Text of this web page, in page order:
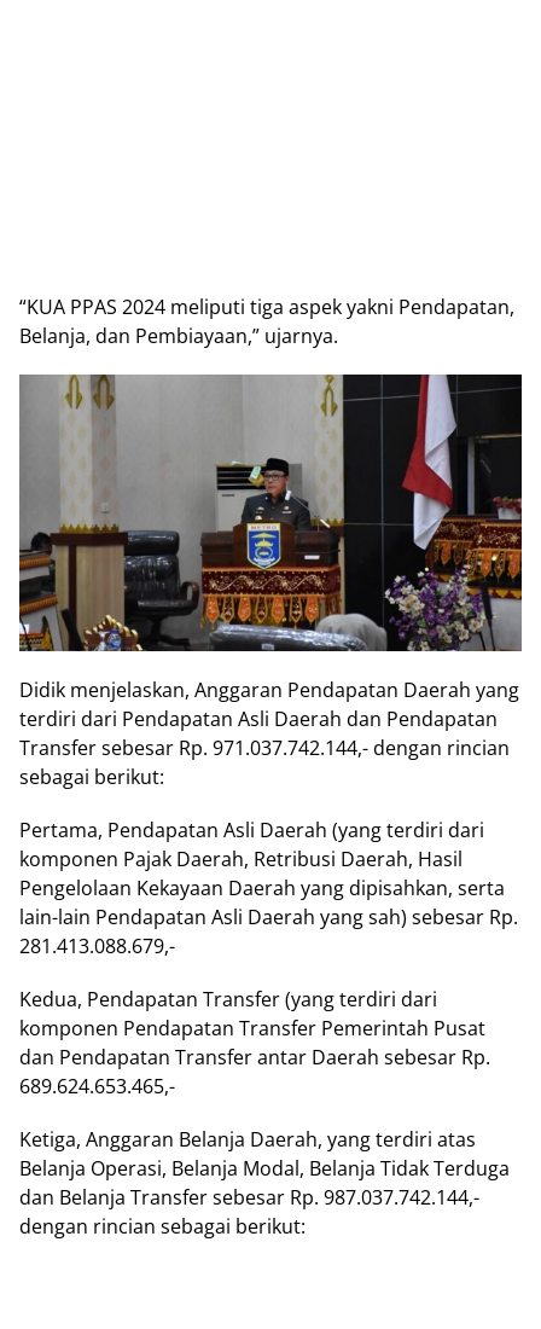
“KUA PPAS 2024 meliputi tiga aspek yakni Pendapatan,
Belanja, dan Pembiayaan,” ujarnya.
Didik menjelaskan, Anggaran Pendapatan Daerah yang
terdiri dari Pendapatan Asli Daerah dan Pendapatan
Transfer sebesar Rp. 971.037.742.144,- dengan rincian
sebagai berikut:
Pertama, Pendapatan Asli Daerah (yang terdiri dari
komponen Pajak Daerah, Retribusi Daerah, Hasil
Pengelolaan Kekayaan Daerah yang dipisahkan, serta
lain-lain Pendapatan Asli Daerah yang sah) sebesar Rp.
281.413.088.679,-
Kedua, Pendapatan Transfer (yang terdiri dari
komponen Pendapatan Transfer Pemerintah Pusat
dan Pendapatan Transfer antar Daerah sebesar Rp.
689.624.653.465,-
Ketiga, Anggaran Belanja Daerah, yang terdiri atas
Belanja Operasi, Belanja Modal, Belanja Tidak Terduga
dan Belanja Transfer sebesar Rp. 987.037.742.144,-
dengan rincian sebagai berikut: